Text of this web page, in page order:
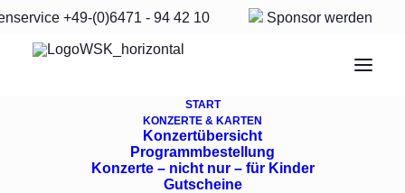
+49-(0)6471 - 94 42 10 Sponsor werden
START
KONZERTE & KARTEN
Konzertübersicht
Programmbestellung
Konzerte – nicht nur – für Kinder
Gutscheine